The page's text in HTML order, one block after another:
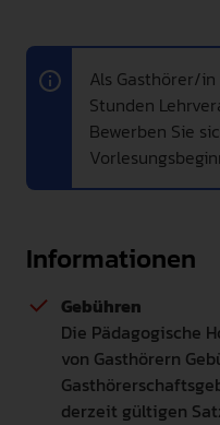
PRESSE
LEICHTE SPRACHE
Als Gasthörer/in
Stunden
Bewerben Sie
Informationen
Gebühren
Die Pädagogische
von Gasthörern
derzeit gültigen